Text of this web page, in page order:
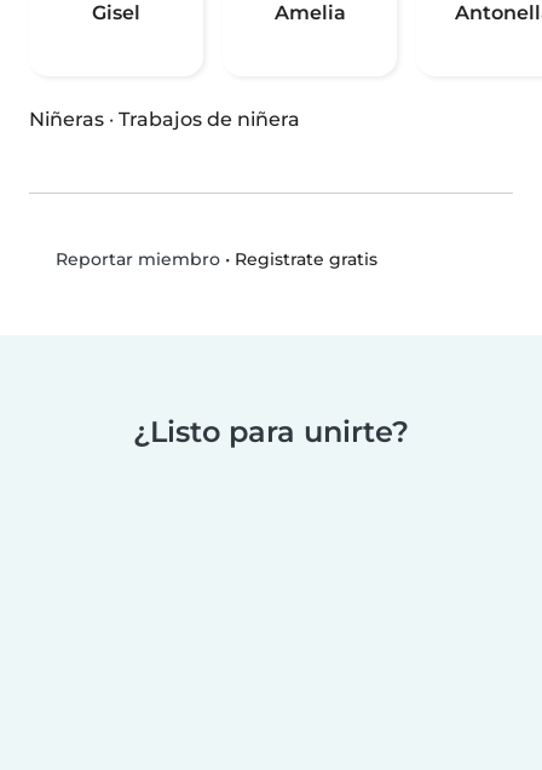
Gisel Amelia
Niñeras · Trabajos de niñera
Reportar miembro• Registrate gratis
¿Listo para unirte?